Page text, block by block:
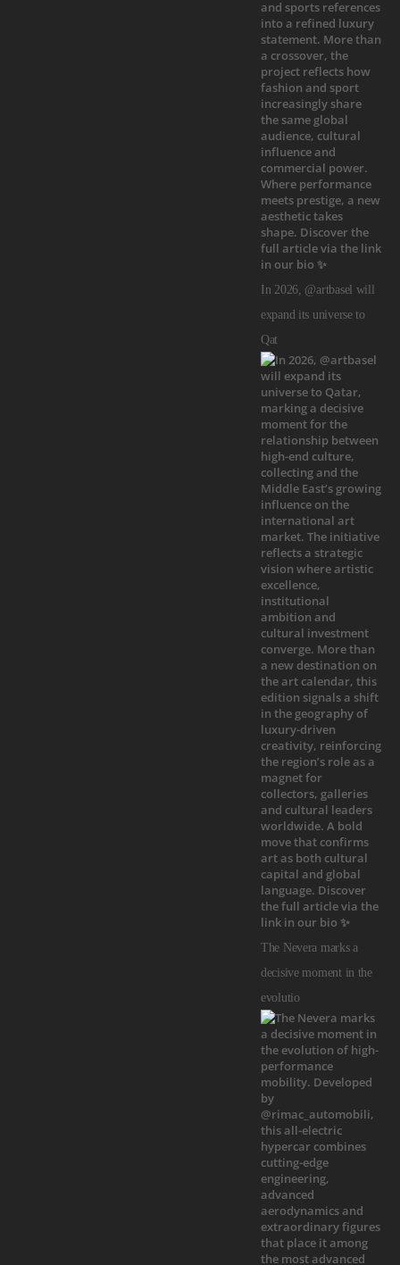
In 2026, @artbasel will
expand its universe to
Qat
The Nevera marks a
decisive moment in the
evolutio